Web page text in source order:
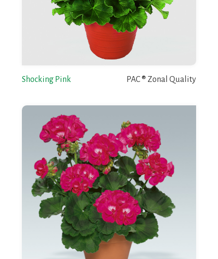
Shocking Pink PAC ® Zonal Quality